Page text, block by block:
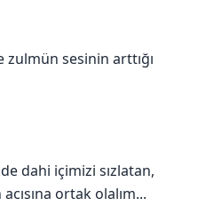
zulmün sesinin arttığı
dahi içimizi sızlatan,
ortak olalım...